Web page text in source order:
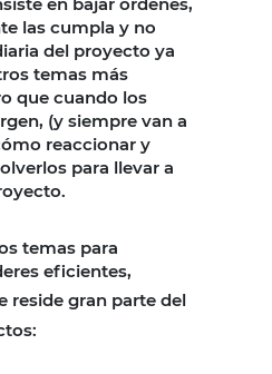
las cumpla y no
del proyecto ya
temas más
que cuando los
(y siempre van a
reaccionar y
para llevar a
temas para
eficientes,
reside gran parte del